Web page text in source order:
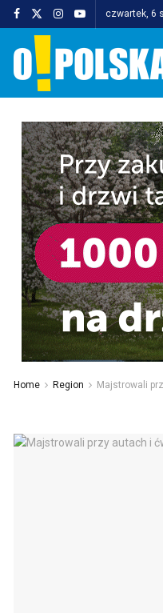
czwartek, 6
Home Region Majstrowali